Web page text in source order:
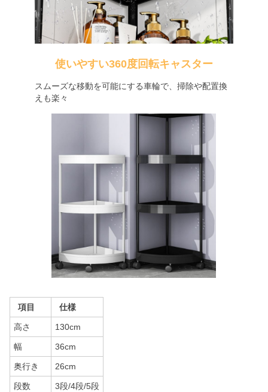
使いやすい360度回転キャスター
スムーズな移動を可能にする車輪で、掃除や配置換
えも楽々
項目 仕様
高さ 130cm
幅 36cm
奥行き 26cm
段数 3段/4段/5段